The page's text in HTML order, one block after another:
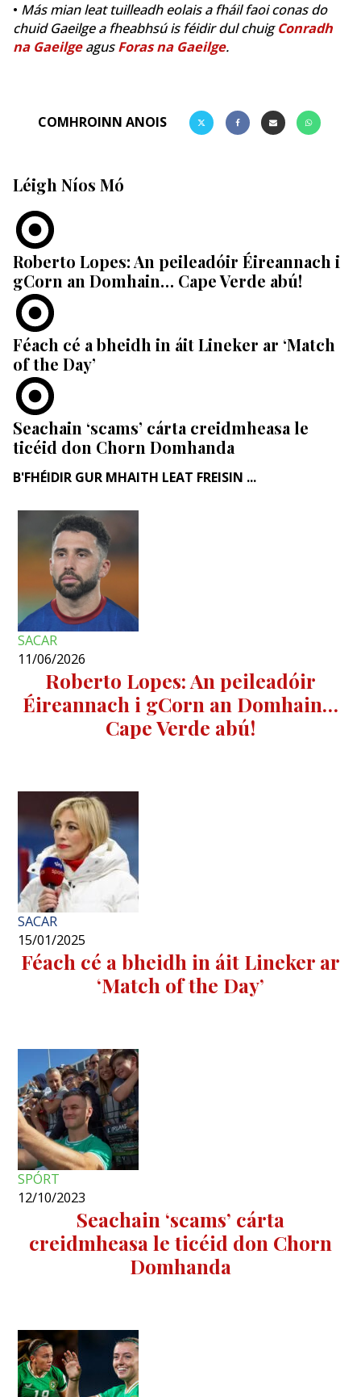
• Más mian leat tuilleadh eolais a fháil faoi conas do
chuid Gaeilge a fheabhsú is féidir dul chuigConradh
na GaeilgeagusForas na Gaeilge.
COMHROINN ANOIS
Léigh Níos Mó
Roberto Lopes: An peileadóir Éireannach i
gCorn an Domhain… Cape Verde abú!
Féach cé a bheidh in áit Lineker ar ‘Match
of the Day’
Seachain ‘scams’ cárta creidmheasa le
ticéid don Chorn Domhanda
B'FHÉIDIR GUR MHAITH LEAT FREISIN ...
SACAR
11/06/2026
Roberto Lopes: An peileadóir
Éireannach i gCorn an Domhain…
Cape Verde abú!
SACAR
15/01/2025
Féach cé a bheidh in áit Lineker ar
‘Match of the Day’
SPÓRT
12/10/2023
Seachain ‘scams’ cárta
creidmheasa le ticéid don Chorn
Domhanda